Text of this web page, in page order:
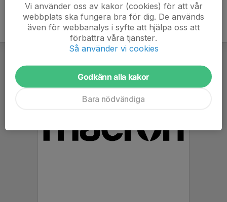
Vi använder oss av kakor (cookies) för att vår
webbplats ska fungera bra för dig. De används
även för webbanalys i syfte att hjälpa oss att
förbättra våra tjänster.
Så använder vi cookies
Godkänn alla kakor
Bara nödvändiga